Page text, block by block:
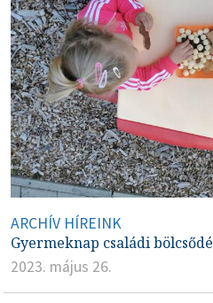
ARCHÍV HÍREINK
Gyermeknap családi
2023. május 26.